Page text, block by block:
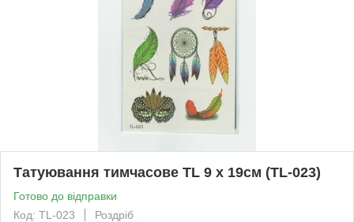
Татуювання тимчасове TL 9 х 19см (TL-023)
Готово до відправки
Код: TL-023
Роздріб